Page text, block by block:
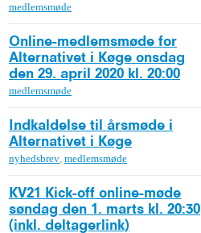
medlemsmøde
Online-medlemsmøde for
Alternativet i Køge onsdag
den 29. april 2020 kl. 20:00
medlemsmøde
Indkaldelse til årsmøde i
Alternativet i Køge
nyhedsbrev, medlemsmøde
KV21 Kick-off online-møde
søndag den 1. marts kl. 20:30
(inkl. deltagerlink)